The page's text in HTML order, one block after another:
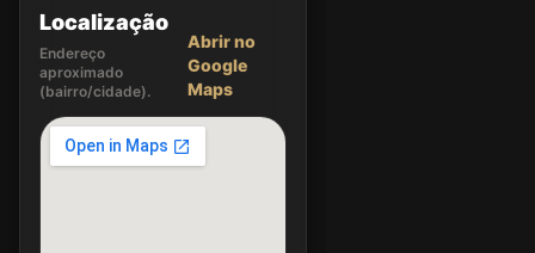
Localização
Endereço
aproximado
(bairro/cidade).
Abrir no
Google
Maps